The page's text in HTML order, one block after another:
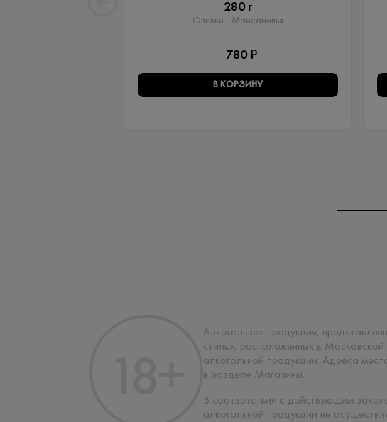
280 г
Оливки - Мансанилья
780 ₽
В КОРЗИНУ
Алкогольная продукция,
стиль», расположенных в
алкогольной продукции. Адреса
в разделе Магазины.
В соответствии с действующим
алкогольной продукции не